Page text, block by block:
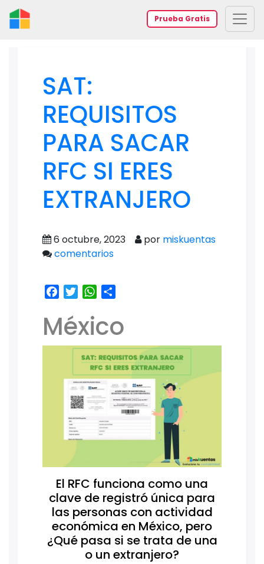
Prueba Gratis
SAT:
REQUISITOS
PARA SACAR
RFC SI ERES
EXTRANJERO
6 octubre, 2023 por miskuentas
comentarios
Facebook
TwitterWhatsApp
México
El RFC funciona como una
clave de registró única para
las personas con actividad
económica en México, pero
¿Qué pasa si se trata de una
o un extranjero?